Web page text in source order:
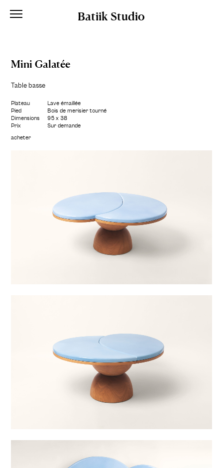
Batiik Studio
Mini Galatée
Table basse
Plateau
Pied
Dimensions
Prix
Lave émaillée
Bois de merisier tourné
95 x 38
Sur demande
acheter